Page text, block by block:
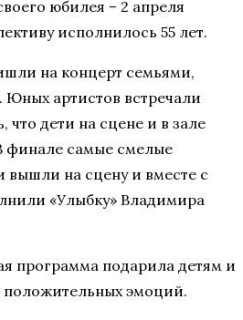
юбилея – 2 апреля
исполнилось 55 лет.
на концерт семьями,
Юных артистов встречали
что дети на сцене и в зале
финале самые смелые
вышли на сцену и вместе с
«Улыбку» Владимира
программа подарила детям и
эмоций.